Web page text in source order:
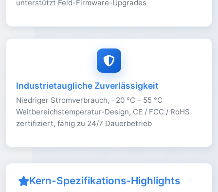
unterstützt Feld-Firmware-Upgrades
Industrietaugliche Zuverlässigkeit
Niedriger Stromverbrauch, −20 °C – 55 °C
Weitbereichstemperatur-Design, CE / FCC / RoHS
zertifiziert, fähig zu 24/7 Dauerbetrieb
Kern-Spezifikations-Highlights